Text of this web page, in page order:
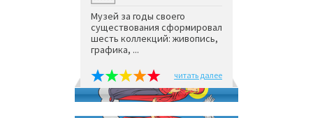
Музей за годы своего
существования сформировал
шесть коллекций: живопись,
графика, ...
читать далее